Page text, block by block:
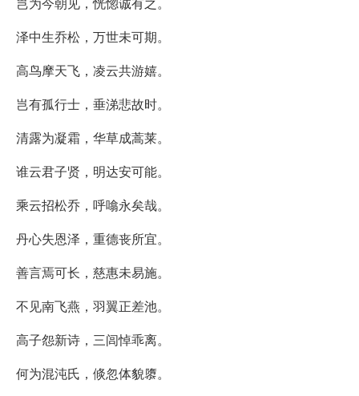
泽中生乔松，万世未可期。
高鸟摩天飞，凌云共游嬉。
岂有孤行士，垂涕悲故时。
清露为凝霜，华草成蒿莱。
谁云君子贤，明达安可能。
乘云招松乔，呼噏永矣哉。
丹心失恩泽，重德丧所宜。
善言焉可长，慈惠未易施。
不见南飞燕，羽翼正差池。
高子怨新诗，三闾悼乖离。
何为混沌氏，倐忽体貌隳。